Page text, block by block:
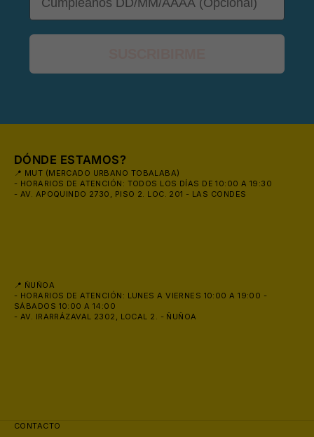
DÓNDE ESTAMOS?
📍 MUT (MERCADO URBANO TOBALABA)
- HORARIOS DE ATENCIÓN: TODOS LOS DÍAS DE 10:00 A 19:30
- AV. APOQUINDO 2730, PISO 2. LOC. 201 - LAS CONDES
📍 ÑUÑOA
- HORARIOS DE ATENCIÓN: LUNES A VIERNES 10:00 A 19:00 -
SÁBADOS 10:00 A 14:00
- AV. IRARRÁZAVAL 2302, LOCAL 2. - ÑUÑOA
CONTACTO